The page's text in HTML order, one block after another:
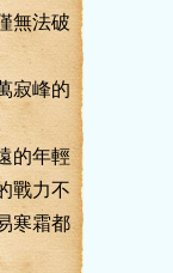
無法破
寂峰的
的年輕
戰力不
寒霜都